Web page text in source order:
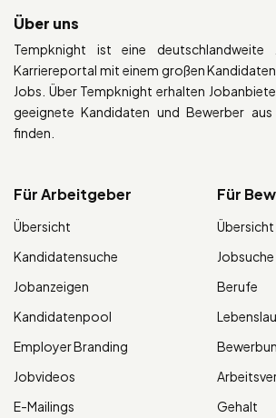
Über uns
Tempknight ist eine deutschlandweite
Karriereportal mit einem großen
Jobs. Über Tempknight erhalten
geeignete Kandidaten und Bewerber
finden.
Für Arbeitgeber
Übersicht
Kandidatensuche
Jobanzeigen
Kandidatenpool
Employer Branding
Jobvideos
E-Mailings
Für
Übersicht
Jobsuche
Berufe
Gehalt